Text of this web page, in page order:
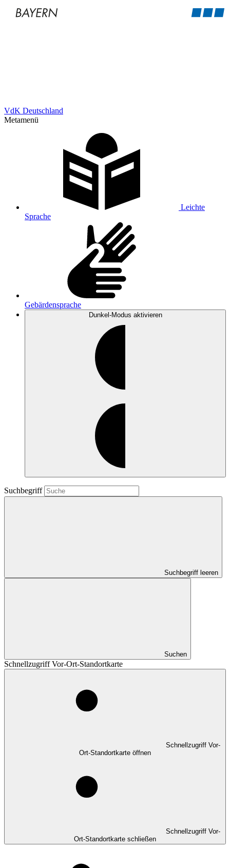
VdK Deutschland
Metamenü
Leichte
Sprache
Gebärdensprache
Dunkel-Modus aktivieren
Suchbegriff
Suchbegriff leeren
Suchen
Schnellzugriff Vor-Ort-Standortkarte
Schnellzugriff Vor-
Ort-Standortkarte öffnen
Schnellzugriff Vor-
Ort-Standortkarte schließen